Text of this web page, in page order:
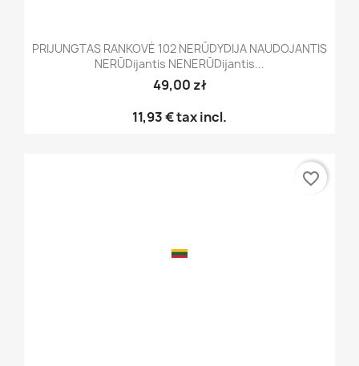
PRIJUNGTAS RANKOVĖ 102 NERŪDYDIJA NAUDOJANTIS
NERŪDijantis NENERŪDijantis...
49,00 zł
11,93 €tax incl.
favorite_border